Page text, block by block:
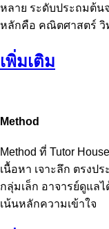
หลาย ระดับประถมต้น
หลักคือ คณิตศาสตร์ วิ
เพิ่มเติม
Method
Method ที่ Tutor
เนื้อหา เจาะลึก ตรงป
กลุ่มเล็ก อาจารย์ดูแล
เน้นหลักความเข้าใจ